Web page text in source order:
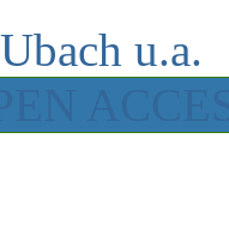
u.a.